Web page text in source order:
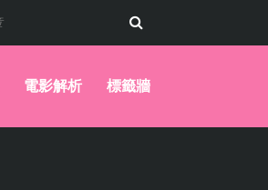
電影解析 標籤牆